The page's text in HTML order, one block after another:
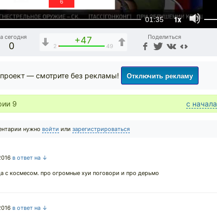
01:35 1x
6
сегодня
0
+47
2 49
Поделиться
— смотрите без рекламы! Отключить рекламу
9 с начала
нужно войти или зарегистрироваться
в ответ на ↓
с космесом. про огромные хуи поговори и про дерьмо
в ответ на ↓